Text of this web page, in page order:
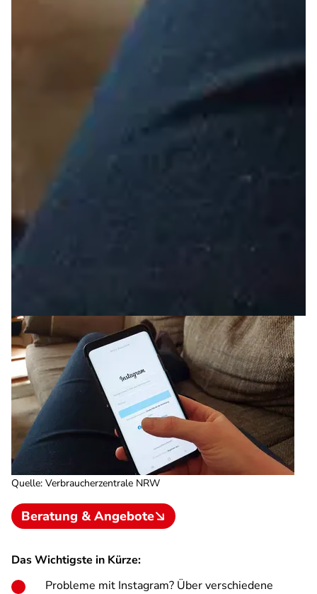
Quelle: Verbraucherzentrale NRW
Beratung & Angebote
Das Wichtigste in Kürze:
Probleme mit Instagram? Über verschiedene